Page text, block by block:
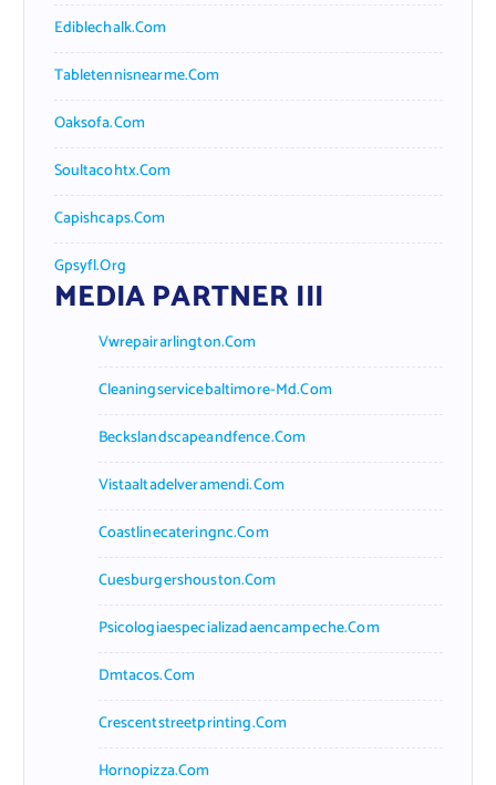
Ediblechalk.com
Tabletennisnearme.com
Oaksofa.com
Soultacohtx.com
Capishcaps.com
Gpsyfl.org
MEDIA PARTNER III
Vwrepairarlington.com
Cleaningservicebaltimore-Md.com
Beckslandscapeandfence.com
Vistaaltadelveramendi.com
Coastlinecateringnc.com
Cuesburgershouston.com
Psicologiaespecializadaencampeche.com
Dmtacos.com
Crescentstreetprinting.com
Hornopizza.com